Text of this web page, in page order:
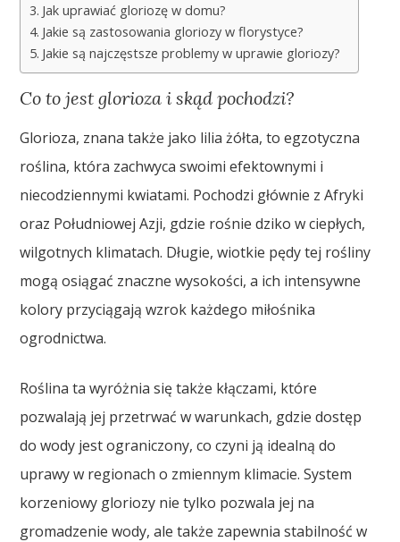
Jak uprawiać gloriozę w domu?
Jakie są zastosowania gloriozy w florystyce?
Jakie są najczęstsze problemy w uprawie gloriozy?
Co to jest glorioza i skąd pochodzi?
Glorioza, znana także jako lilia żółta, to egzotyczna
roślina, która zachwyca swoimi efektownymi i
niecodziennymi kwiatami. Pochodzi głównie z Afryki
oraz Południowej Azji, gdzie rośnie dziko w ciepłych,
wilgotnych klimatach. Długie, wiotkie pędy tej rośliny
mogą osiągać znaczne wysokości, a ich intensywne
kolory przyciągają wzrok każdego miłośnika
ogrodnictwa.
Roślina ta wyróżnia się także kłączami, które
pozwalają jej przetrwać w warunkach, gdzie dostęp
do wody jest ograniczony, co czyni ją idealną do
uprawy w regionach o zmiennym klimacie. System
korzeniowy gloriozy nie tylko pozwala jej na
gromadzenie wody, ale także zapewnia stabilność w